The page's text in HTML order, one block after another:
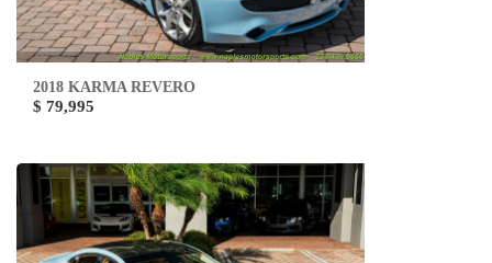
2018 KARMA REVERO
$ 79,995